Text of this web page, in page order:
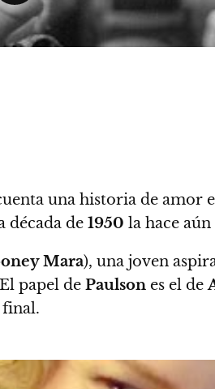
una historia de
década de 1950 la hace
Mara), una joven
papel de Paulson es el de
final.